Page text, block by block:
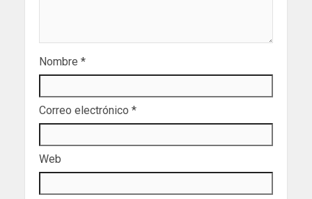
Nombre *
Correo electrónico *
Web